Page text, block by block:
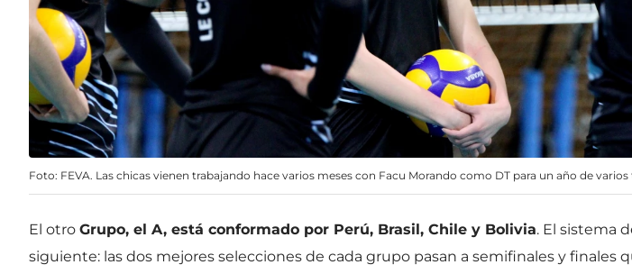
Foto: FEVA. Las chicas vienen trabajando hace varios meses con Facu Morando como DT para un año de varios
El otro Grupo, el A, está conformado por Perú, Brasil, Chile y Bolivia. El sistema
siguiente: las dos mejores selecciones de cada grupo pasan a semifinales y finales